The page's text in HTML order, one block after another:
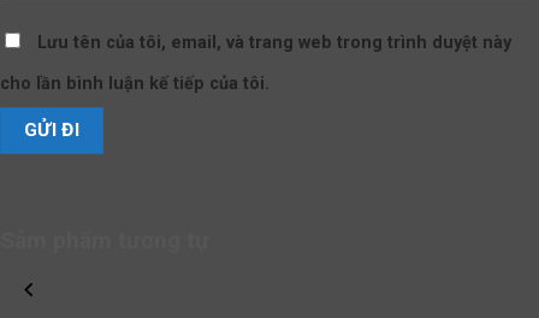
Lưu tên của tôi, email, và trang web trong trình duyệt này
cho lần bình luận kế tiếp của tôi.